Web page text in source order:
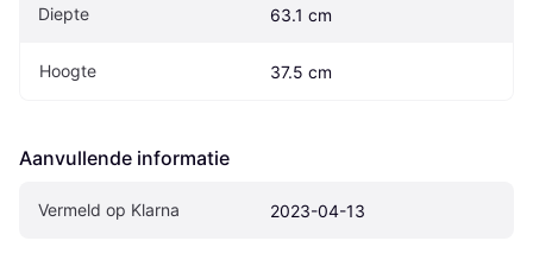
Diepte 63.1 cm
Hoogte 37.5 cm
Aanvullende informatie
Vermeld op Klarna 2023-04-13